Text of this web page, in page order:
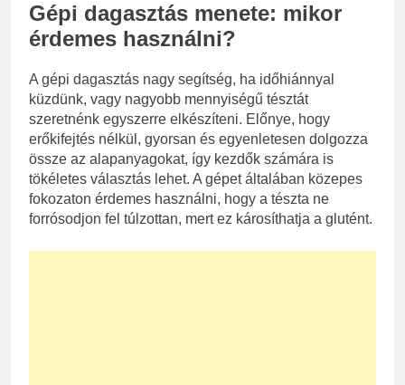
Gépi dagasztás menete: mikor
érdemes használni?
A gépi dagasztás nagy segítség, ha időhiánnyal
küzdünk, vagy nagyobb mennyiségű tésztát
szeretnénk egyszerre elkészíteni. Előnye, hogy
erőkifejtés nélkül, gyorsan és egyenletesen dolgozza
össze az alapanyagokat, így kezdők számára is
tökéletes választás lehet. A gépet általában közepes
fokozaton érdemes használni, hogy a tészta ne
forrósodjon fel túlzottan, mert ez károsíthatja a glutént.